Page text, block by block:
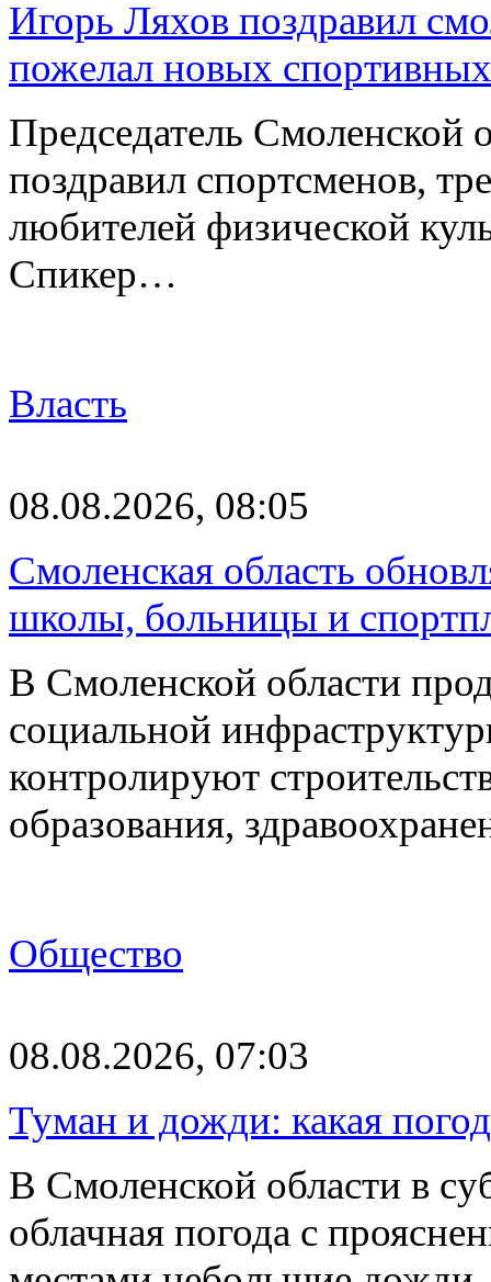
Игорь Ляхов поздравил
пожелал новых
Председатель
поздравил спортсменов,
любителей физической
Спикер…
Власть
08.08.2026, 08:05
Смоленская область
школы, больницы и
В Смоленской области
социальной
контролируют
образования,
Общество
08.08.2026, 07:03
Туман и дожди: какая
В Смоленской области в
облачная погода с